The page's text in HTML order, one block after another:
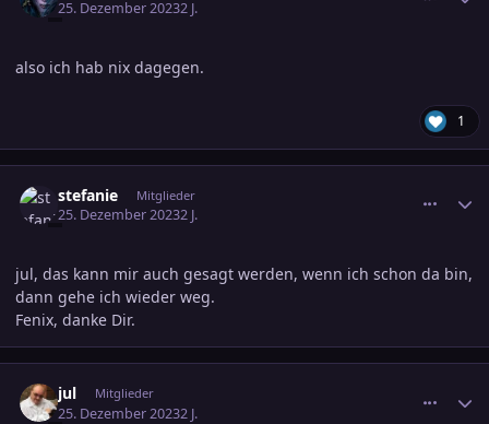
25. Dezember 20232 J.
also ich hab nix dagegen.
1
stefanie Mitglieder
25. Dezember 20232 J.
jul, das kann mir auch gesagt werden, wenn ich schon da bin,
dann gehe ich wieder weg.
Fenix, danke Dir.
jul Mitglieder
25. Dezember 20232 J.